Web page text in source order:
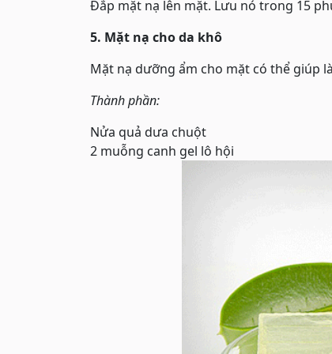
Đắp mặt nạ lên mặt. Lưu nó trong 15
5. Mặt nạ cho da khô
Mặt nạ dưỡng ẩm cho mặt có thể giúp
Thành phần:
Nửa quả dưa chuột
2 muỗng canh gel lô hội